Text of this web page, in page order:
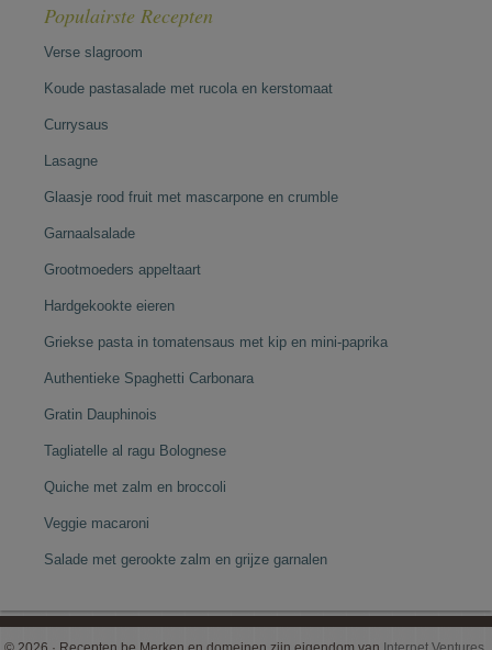
Populairste Recepten
Verse slagroom
Koude pastasalade met rucola en kerstomaat
Currysaus
Lasagne
Glaasje rood fruit met mascarpone en crumble
Garnaalsalade
Grootmoeders appeltaart
Hardgekookte eieren
Griekse pasta in tomatensaus met kip en mini-paprika
Authentieke Spaghetti Carbonara
Gratin Dauphinois
Tagliatelle al ragu Bolognese
Quiche met zalm en broccoli
Veggie macaroni
Salade met gerookte zalm en grijze garnalen